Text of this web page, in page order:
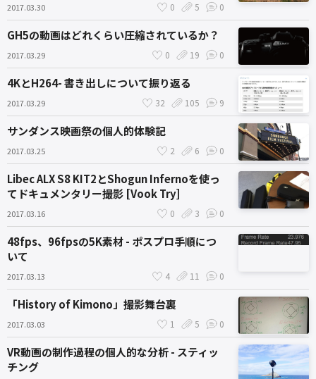
2017.03.30 0 5 0
GH5の動画はどれくらい圧縮されているか？
2017.03.29 0 19 0
4KとH264- 書き出しについて振り返る
2017.03.29 32 105 9
サンダンス映画祭の個人的体験記
2017.03.25 2 6 0
Libec ALX S8 KIT2とShogun Infernoを使っ
てドキュメンタリー撮影 [Vook Try]
2017.03.16 0 3 0
48fps、96fpsの5K素材 - ポスプロ手順につ
いて
2017.03.13 4 11 0
「History of Kimono」撮影舞台裏
2017.03.03 1 5 0
VR動画の制作過程の個人的な分析 - スティッ
チング